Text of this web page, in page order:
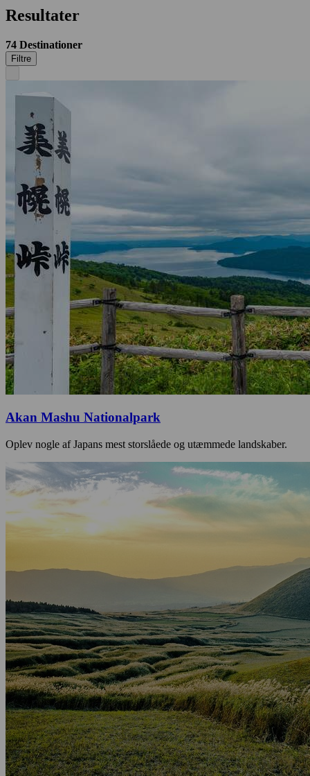
Resultater
74 Destinationer
Filtre
Akan Mashu Nationalpark
Oplev nogle af Japans mest storslåede og utæmmede landskaber.